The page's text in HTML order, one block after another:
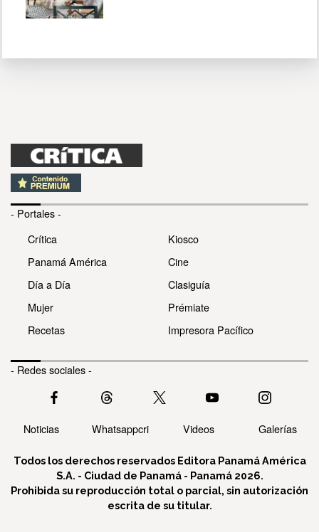
- Portales -
Crítica
Panamá América
Día a Día
Mujer
Recetas
Kiosco
Cine
Clasiguía
Prémiate
Impresora Pacífico
- Redes sociales -
Noticias Whatsappcri Videos Galerías
Todos los derechos reservados Editora Panamá América
S.A. - Ciudad de Panamá - Panamá 2026.
Prohibida su reproducción total o parcial, sin autorización
escrita de su titular.